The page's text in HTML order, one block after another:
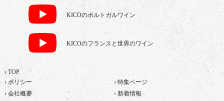
KICOのポルトガルワイン
KICOのフランスと世界のワイン
› TOP
› ポリシー
› 特集ページ
› 会社概要
› 新着情報